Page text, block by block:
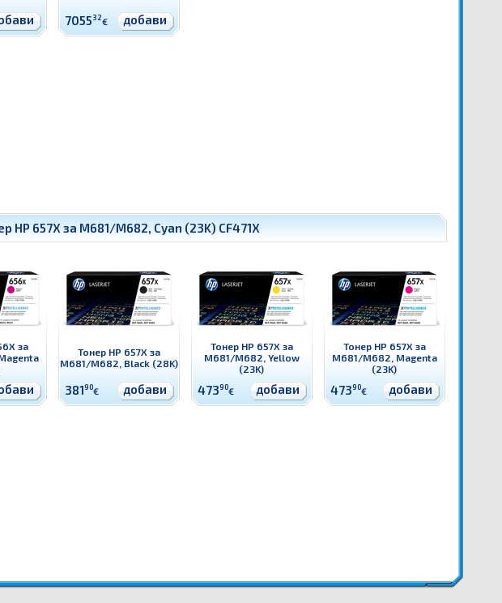
705532€ добави
HP 657X за M681/M682, Cyan (23K) CF471X
за
Тонер HP 657X за
M681/M682, Black (28K)
38190€ добави
Тонер HP 657X за
M681/M682, Yellow
(23K)
47390€ добави
Тонер HP 657X за
M681/M682, Magenta
(23K)
47390€ добави